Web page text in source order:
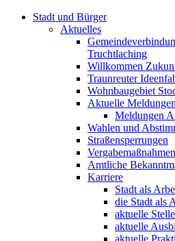
Stadt und Bürger
Aktuelles
Truchtlaching
Willkommen
Traunreuter
Wohnbaugebiet
Aktuelle Meldungen
Meldungen
Wahlen und
Straßensperrungen
Vergabemaßnahmen
Amtliche
Karriere
Stadt als
die Stadt als
aktuelle
aktuelle
aktuelle